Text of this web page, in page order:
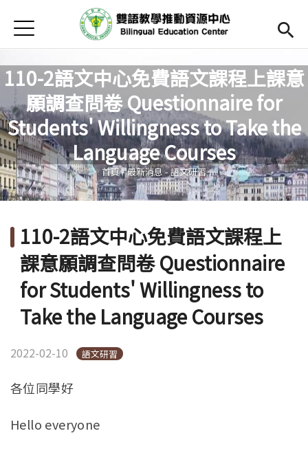
首頁
Open submenu (關於中心)
關於中心
最新消息
Open submenu (教師專區)
教師專區
Open submenu (學生專區)
學生專區
Open submenu (語文研習與活動)
語文研習與活動
English(link is external)
Jump to Navigation
Jump to Main content
110-2語文中心免費語文課程上課意
願調查問卷 Questionnaire for
Students' Willingness to Take the
Language Courses
您在這裡
首頁-最新消息-語文研習
110-2語文中心免費語文課程上
課意願調查問卷 Questionnaire
for Students' Willingness to
Take the Language Courses
2022-02-10 語文研習
各位同學好
Hello everyone